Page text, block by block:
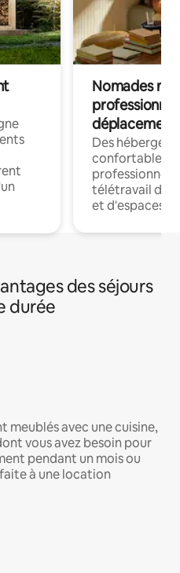
Nomades
déplacement
Des
confortables
professionnels
télétravail
et d'espaces
des séjours
durée
meublés avec une cuisine,
vous avez besoin pour
pendant un mois ou
à une location